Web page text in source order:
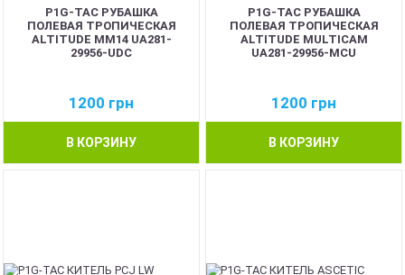
P1G-TAC РУБАШКА
ПОЛЕВАЯ ТРОПИЧЕСКАЯ
ALTITUDE MM14 UA281-
29956-UDC
1200 грн
В КОРЗИНУ
P1G-TAC РУБАШКА
ПОЛЕВАЯ ТРОПИЧЕСКАЯ
ALTITUDE MULTICAM
UA281-29956-MCU
1200 грн
В КОРЗИНУ